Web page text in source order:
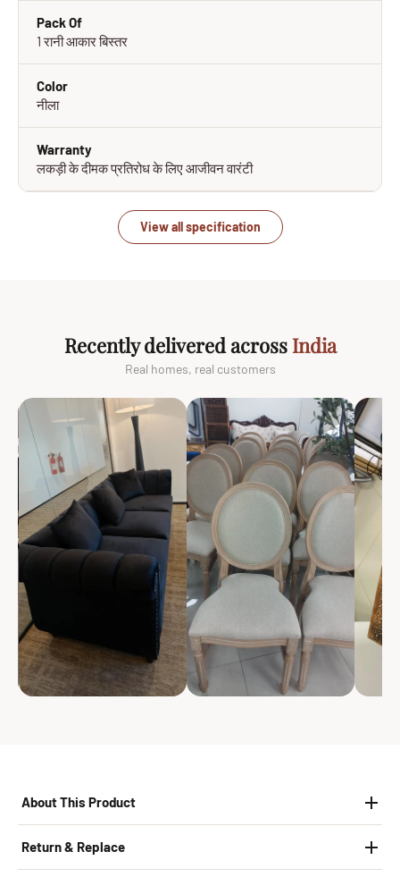
Pack Of
1 रानी आकार बिस्तर
Color
नीला
Warranty
लकड़ी के दीमक प्रतिरोध के लिए आजीवन वारंटी
View all specification
Recently delivered across India
Real homes, real customers
About This Product
Return & Replace